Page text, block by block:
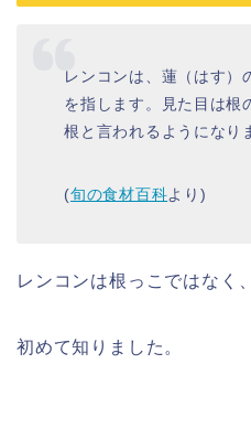
レンコンは、蓮（はす）
を指します。見た目は根
根と言われるようになり
(旬の食材百科より)
レンコンは根っこではなく
初めて知りました。